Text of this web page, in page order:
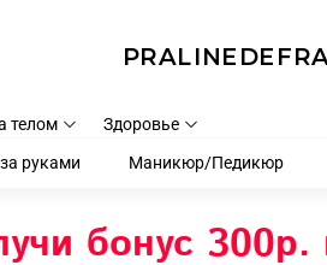
телом Здоровье
руками Маникюр/Педикюр
бонус